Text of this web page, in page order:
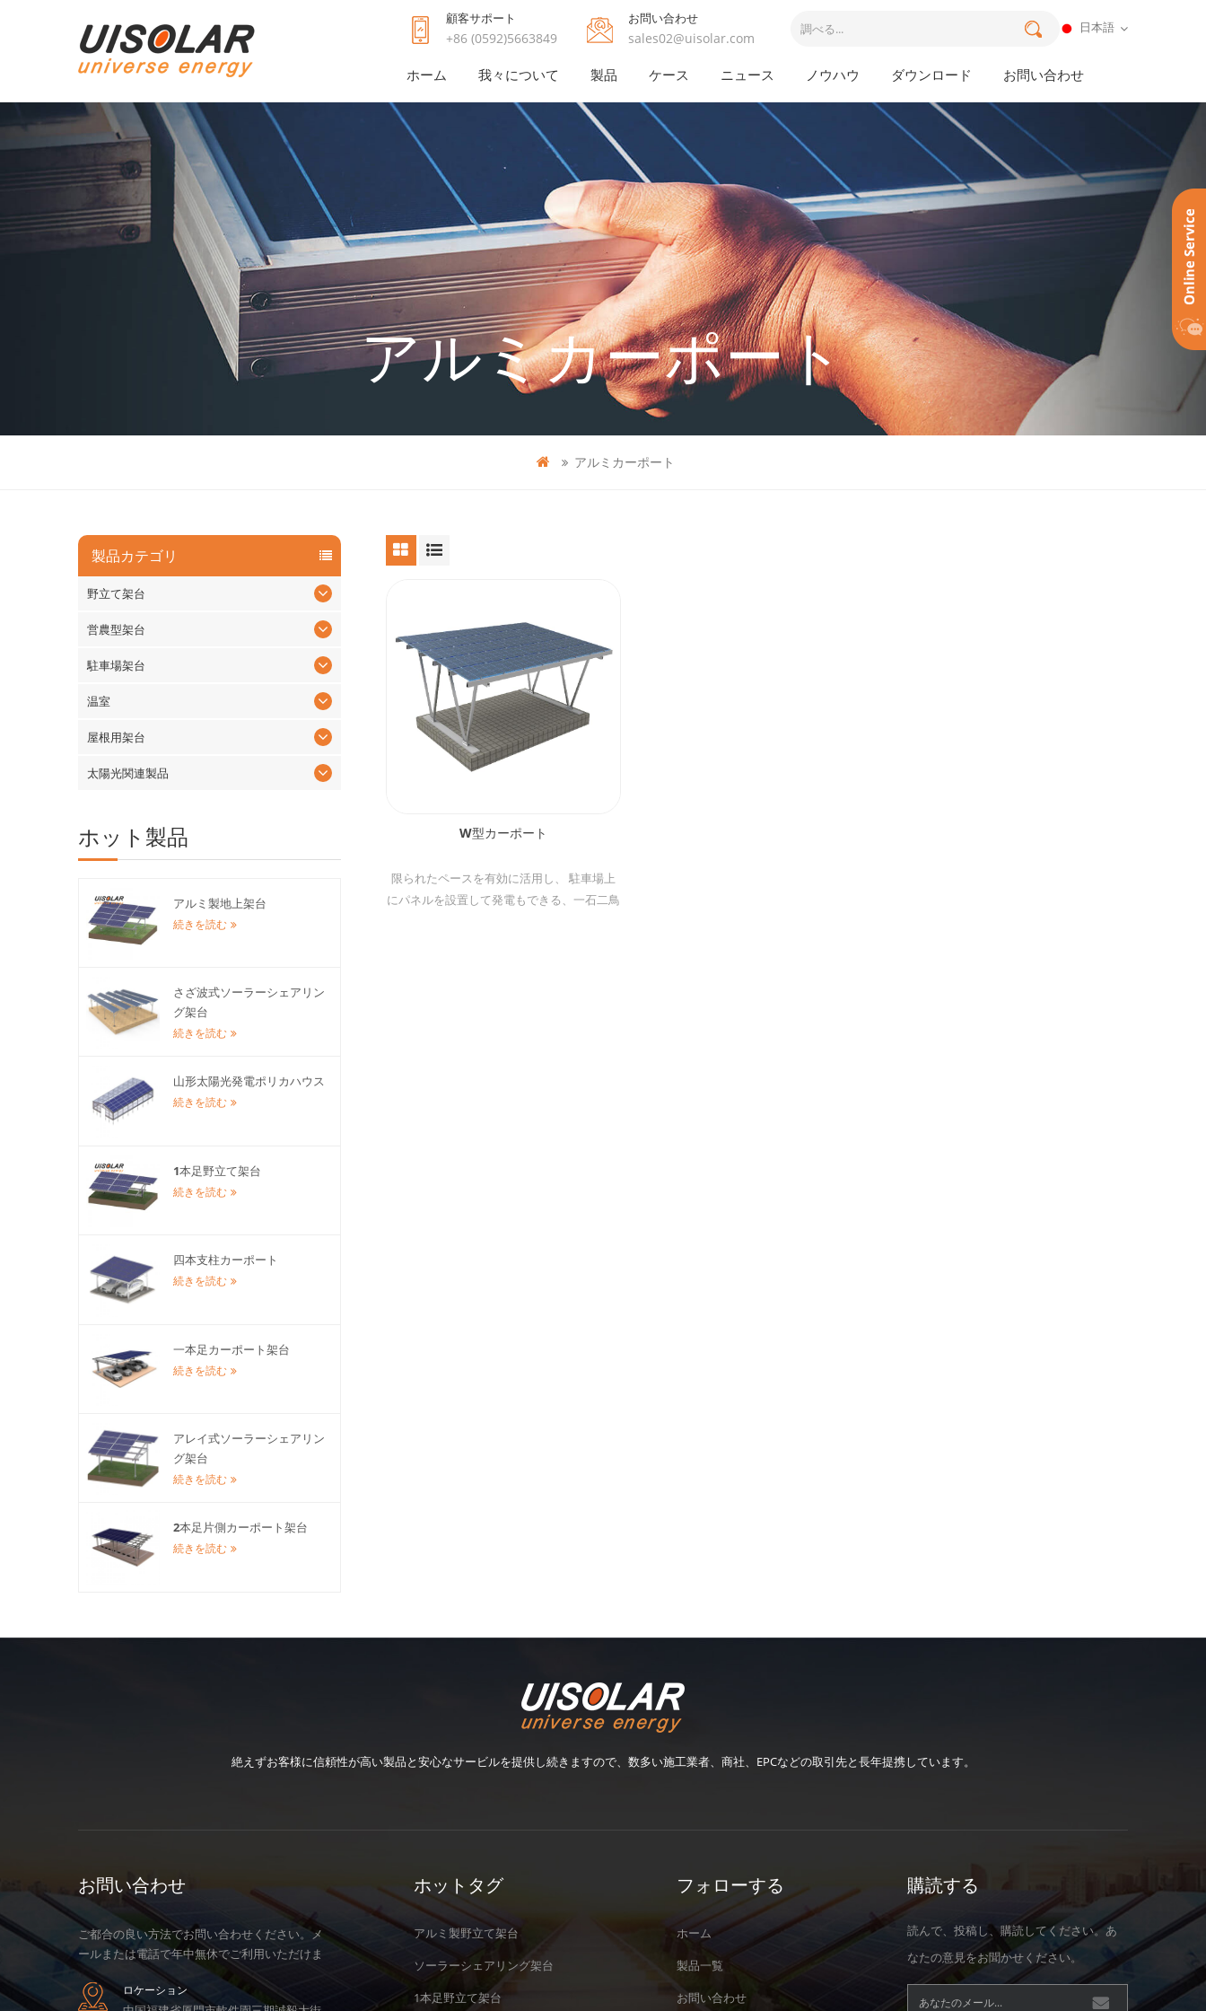
顧客サポート
+86 (0592)5663849
お問い合わせ
sales02@uisolar.com
日本語
ホーム 我々について 製品 ケース ニュース ノウハウ ダウンロード お問い合わせ
アルミカーポート
アルミカーポート
W型カーポート
限られたペースを有効に活用し、 駐車場上
にパネルを設置して発電もできる、一石二鳥
製品カテゴリ
野立て架台
営農型架台
駐車場架台
温室
屋根用架台
太陽光関連製品
ホット製品
アルミ製地上架台
続きを読む
さざ波式ソーラーシェアリン
グ架台
続きを読む
山形太陽光発電ポリカハウス
続きを読む
1本足野立て架台
続きを読む
四本支柱カーポート
続きを読む
一本足カーポート架台
続きを読む
アレイ式ソーラーシェアリン
グ架台
続きを読む
2本足片側カーポート架台
続きを読む
絶えずお客様に信頼性が高い製品と安心なサービルを提供し続きますので、数多い施工業者、商社、EPCなどの取引先と長年提携しています。
お問い合わせ
ご都合の良い方法でお問い合わせください。メ
ールまたは電話で年中無休でご利用いただけま
す。
ロケーション
ホットタグ
アルミ製野立て架台
ソーラーシェアリング架台
1本足野立て架台
フォローする
ホーム
製品一覧
お問い合わせ
購読する
読んで、投稿し、購読してください。あ
なたの意見をお聞かせください。